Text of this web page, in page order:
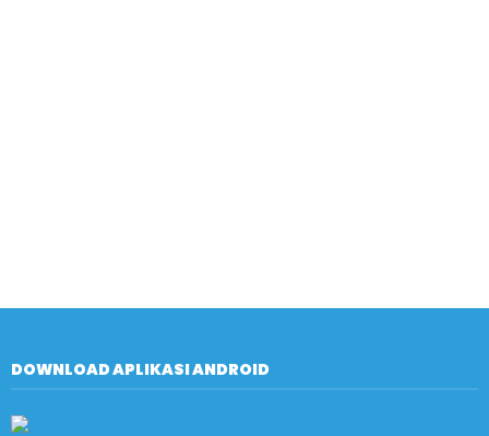
DOWNLOAD APLIKASI ANDROID